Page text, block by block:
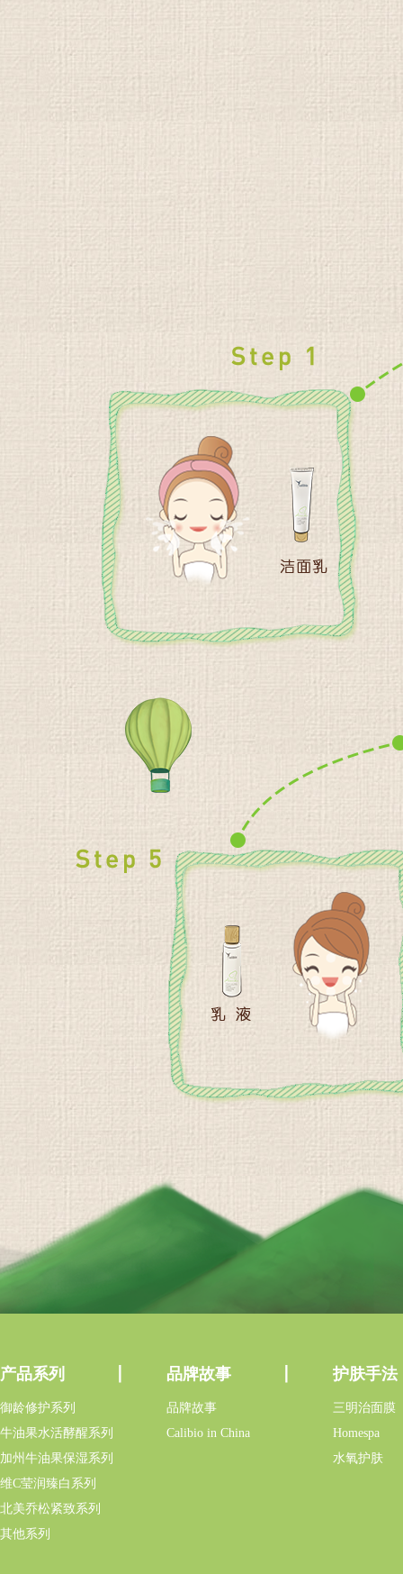
产品系列
御龄修护系列
牛油果水活酵醒系列
加州牛油果保湿系列
维C莹润臻白系列
北美乔松紧致系列
其他系列
品牌故事
品牌故事
Calibio in China
护肤手法
三明治面膜
Homespa
水氧护肤